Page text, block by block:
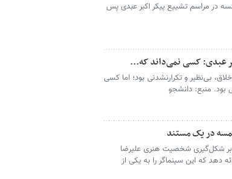
در مراسم تشییع پیکر اکبر عبدی پس
عبدی: کسی نمی‌داند که...
بی‌نظیر و تکرارنشدنی بود؛ اما کسی
بود. منبع: دانشجو
در یک مستند
بر شکل‌گیری شخصیت هنری علیرضا
دهد که این سینماگر را به یکی از